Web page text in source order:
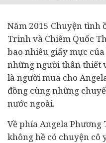
Năm 2015 Chuyện tình
Trinh và Chiêm Quốc
bao nhiêu giấy mực
những người thân thiết
là người mua cho
đồng cùng những
nước ngoài.
Về phía Angela
không hề có chuyện cô